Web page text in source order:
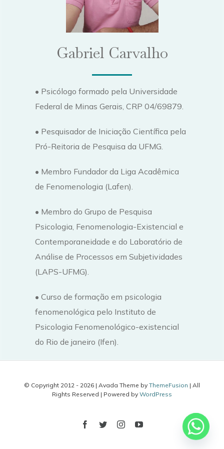
Gabriel Carvalho
• Psicólogo formado pela Universidade
Federal de Minas Gerais, CRP 04/69879.
• Pesquisador de Iniciação Científica pela
Pró-Reitoria de Pesquisa da UFMG.
• Membro Fundador da Liga Acadêmica
de Fenomenologia (Lafen).
• Membro do Grupo de Pesquisa
Psicologia, Fenomenologia-Existencial e
Contemporaneidade e do Laboratório de
Análise de Processos em Subjetividades
(LAPS-UFMG).
• Curso de formação em psicologia
fenomenológica pelo Instituto de
Psicologia Fenomenológico-existencial
do Rio de janeiro (Ifen).
© Copyright 2012 - 2026 | Avada Theme by ThemeFusion | All
Rights Reserved | Powered by WordPress
Facebook
TwitterInstagramYouTube